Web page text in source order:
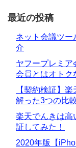
最近の投稿
ネット会議ツー
介
ヤフープレミア
会員とはオトク
【契約検証】
解った3つの比
楽天でんきは高
証してみた！
2020年版【